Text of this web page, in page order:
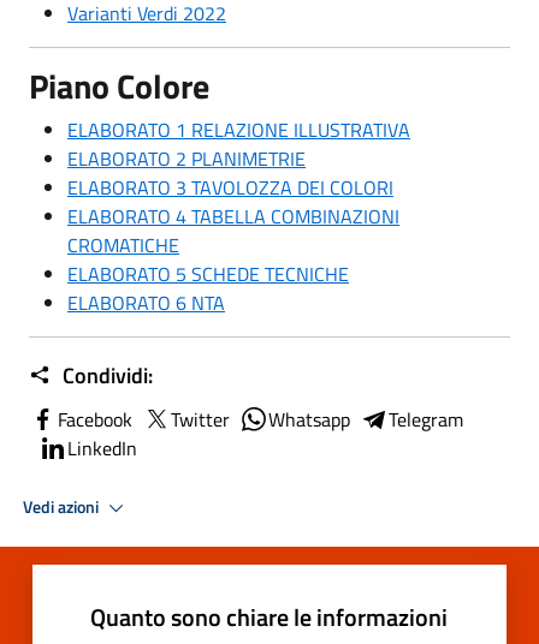
Varianti Verdi 2022
Piano Colore
ELABORATO 1 RELAZIONE ILLUSTRATIVA
ELABORATO 2 PLANIMETRIE
ELABORATO 3 TAVOLOZZA DEI COLORI
ELABORATO 4 TABELLA COMBINAZIONI
CROMATICHE
ELABORATO 5 SCHEDE TECNICHE
ELABORATO 6 NTA
Condividi:
Facebook Twitter Whatsapp
Telegram
LinkedIn
Vedi azioni
Quanto sono chiare le informazioni